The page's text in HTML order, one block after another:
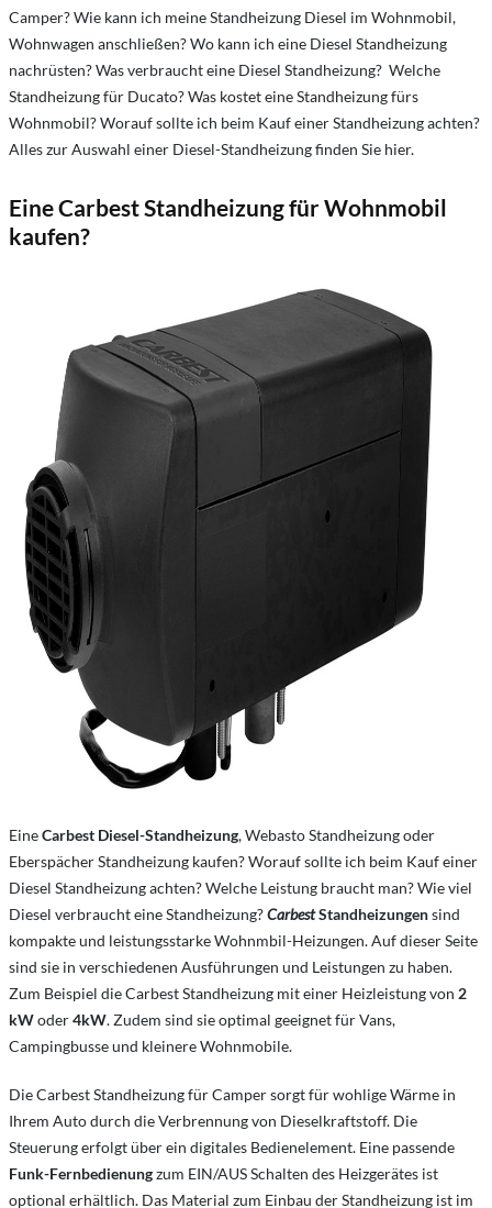
Camper? Wie kann ich meine Standheizung Diesel im Wohnmobil,
Wohnwagen anschließen? Wo kann ich eine Diesel Standheizung
nachrüsten? Was verbraucht eine Diesel Standheizung? Welche
Standheizung für Ducato? Was kostet eine Standheizung fürs
Wohnmobil? Worauf sollte ich beim Kauf einer Standheizung achten?
Alles zur Auswahl einer Diesel-Standheizung finden Sie hier.
Eine Carbest Standheizung für Wohnmobil
kaufen?
EineCarbest Diesel-Standheizung, Webasto Standheizung oder
Eberspächer Standheizung kaufen? Worauf sollte ich beim Kauf einer
Diesel Standheizung achten? Welche Leistung braucht man? Wie viel
Diesel verbraucht eine Standheizung?CarbestStandheizungensind
kompakte und leistungsstarke Wohnmbil-Heizungen. Auf dieser Seite
sind sie in verschiedenen Ausführungen und Leistungen zu haben.
Zum Beispiel die Carbest Standheizung mit einer Heizleistung von 2
kWoder4kW. Zudem sind sie optimal geeignet für Vans,
Campingbusse und kleinere Wohnmobile.
Die Carbest Standheizung für Camper sorgt für wohlige Wärme in
Ihrem Auto durch die Verbrennung von Dieselkraftstoff. Die
Steuerung erfolgt über ein digitales Bedienelement. Eine passende
Funk-Fernbedienungzum EIN/AUS Schalten des Heizgerätes ist
optional erhältlich. Das Material zum Einbau der Standheizung ist im